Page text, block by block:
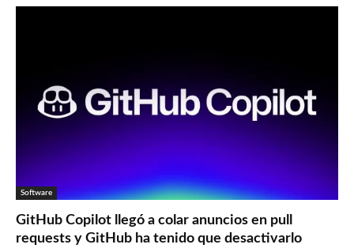
Software
GitHub Copilot llegó a colar anuncios en pull
requests y GitHub ha tenido que desactivarlo